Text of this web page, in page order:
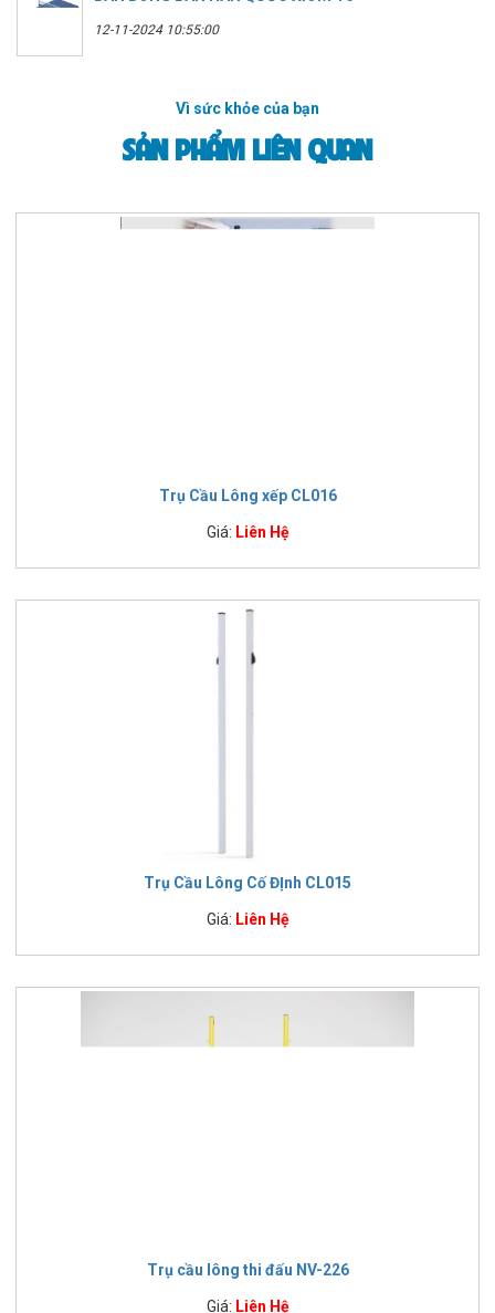
12-11-2024 10:55:00
Vì sức khỏe của bạn
SẢN PHẨM LIÊN QUAN
Trụ Cầu Lông xếp CL016
Giá: Liên Hệ
Trụ Cầu Lông Cố ĐỊnh CL015
Giá: Liên Hệ
Trụ cầu lông thi đấu NV-226
Giá: Liên Hệ